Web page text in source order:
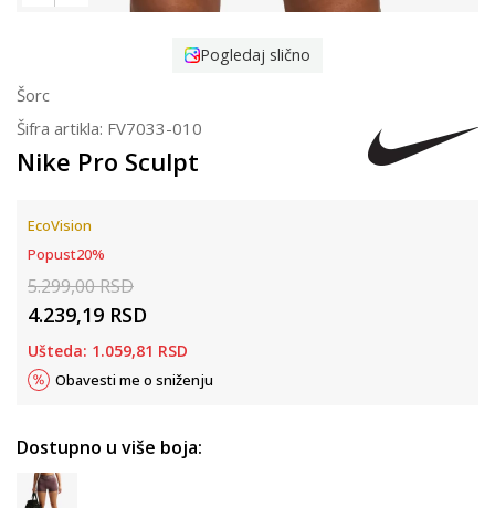
Pogledaj slično
Šorc
Šifra artikla: FV7033-010
Nike Pro Sculpt
EcoVision
Popust20%
5.299,00RSD
4.239,19 RSD
Ušteda: 1.059,81 RSD
Obavesti me o sniženju
Dostupno u više boja: